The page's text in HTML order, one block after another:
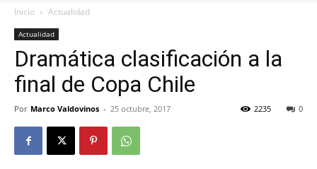
Inicio Actualidad
Actualidad
Dramática clasificación a la
final de Copa Chile
Por Marco Valdovinos - 25 octubre, 2017 0
2235